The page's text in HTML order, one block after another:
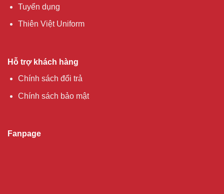
Tuyển dụng
Thiên Việt Uniform
Hỗ trợ khách hàng
Chính sách đổi trả
Chính sách bảo mật
Fanpage